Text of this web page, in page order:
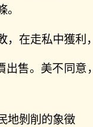
在走私中獲利
出售。美不同
地剝削的象徵